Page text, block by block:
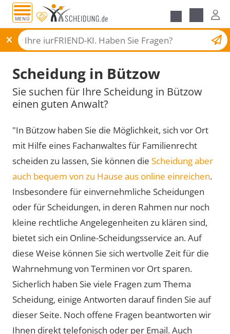
MENÜ
Scheidungsantrag
Scheidung in Bützow
Sie suchen für Ihre Scheidung in Bützow
einen guten Anwalt?
"In Bützow haben Sie die Möglichkeit, sich vor Ort
mit Hilfe eines Fachanwaltes für Familienrecht
scheiden zu lassen, Sie können die Scheidung aber
auch bequem von zu Hause aus online einreichen.
Insbesondere für einvernehmliche Scheidungen
oder für Scheidungen, in deren Rahmen nur noch
kleine rechtliche Angelegenheiten zu klären sind,
bietet sich ein Online-Scheidungsservice an. Auf
diese Weise können Sie sich wertvolle Zeit für die
Wahrnehmung von Terminen vor Ort sparen.
Sicherlich haben Sie viele Fragen zum Thema
Scheidung, einige Antworten darauf finden Sie auf
dieser Seite. Noch offene Fragen beantworten wir
Ihnen direkt telefonisch oder per Email. Auch